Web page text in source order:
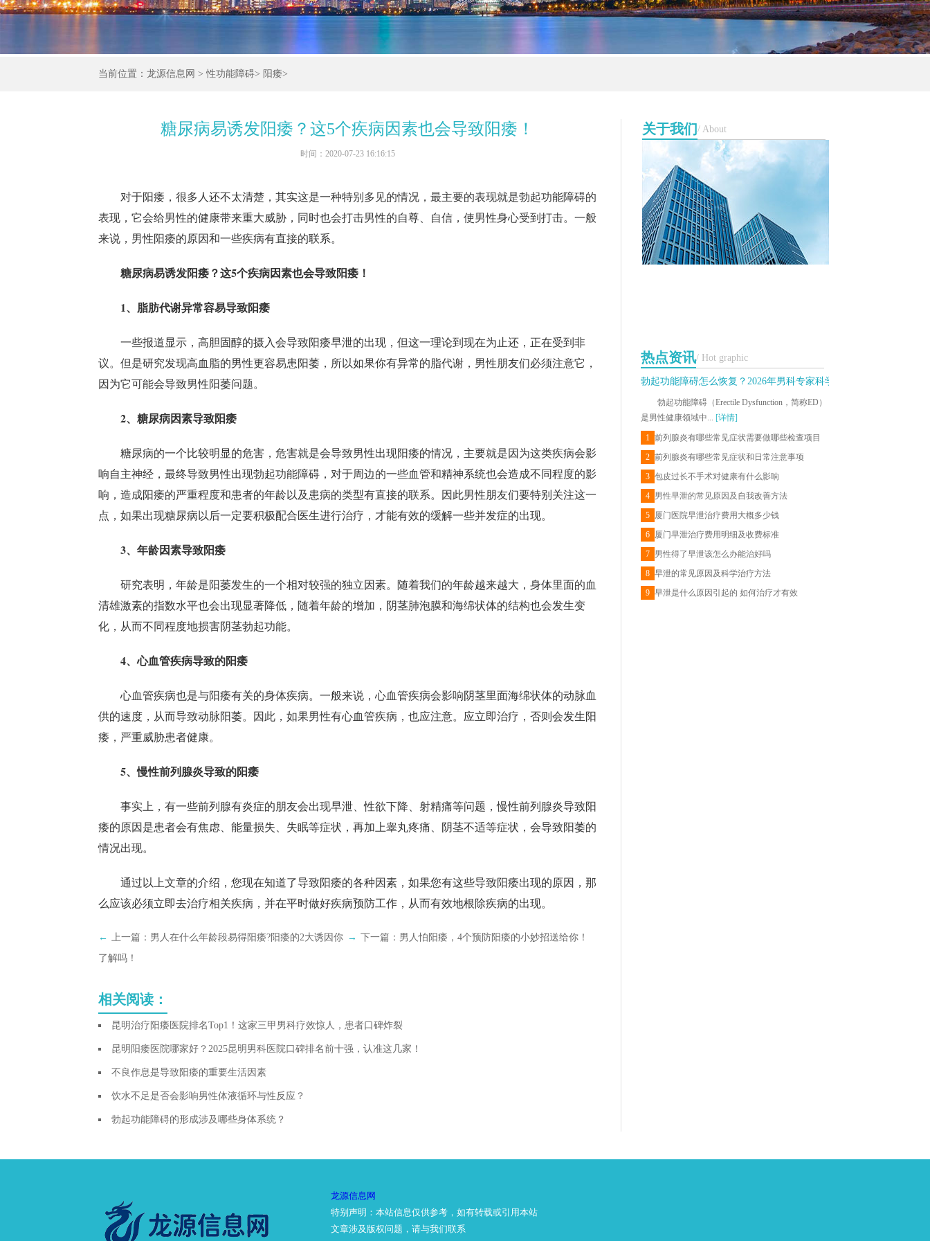
当前位置： 龙源信息网 >性功能障碍> 阳痿>
糖尿病易诱发阳痿？这5个疾病因素也会导致阳痿！
时间：2020-07-23 16:16:15
对于阳痿，很多人还不太清楚，其实这是一种特别多见的情况，最主要的表现就是勃起功能障碍的
表现，它会给男性的健康带来重大威胁，同时也会打击男性的自尊、自信，使男性身心受到打击。一般
来说，男性阳痿的原因和一些疾病有直接的联系。
糖尿病易诱发阳痿？这5个疾病因素也会导致阳痿！
1、脂肪代谢异常容易导致阳痿
一些报道显示，高胆固醇的摄入会导致阳痿早泄的出现，但这一理论到现在为止还，正在受到非
议。但是研究发现高血脂的男性更容易患阳萎，所以如果你有异常的脂代谢，男性朋友们必须注意它，
因为它可能会导致男性阳萎问题。
2、糖尿病因素导致阳痿
糖尿病的一个比较明显的危害，危害就是会导致男性出现阳痿的情况，主要就是因为这类疾病会影
响自主神经，最终导致男性出现勃起功能障碍，对于周边的一些血管和精神系统也会造成不同程度的影
响，造成阳痿的严重程度和患者的年龄以及患病的类型有直接的联系。因此男性朋友们要特别关注这一
点，如果出现糖尿病以后一定要积极配合医生进行治疗，才能有效的缓解一些并发症的出现。
3、年龄因素导致阳痿
研究表明，年龄是阳萎发生的一个相对较强的独立因素。随着我们的年龄越来越大，身体里面的血
清雄激素的指数水平也会出现显著降低，随着年龄的增加，阴茎肺泡膜和海绵状体的结构也会发生变
化，从而不同程度地损害阴茎勃起功能。
4、心血管疾病导致的阳痿
心血管疾病也是与阳痿有关的身体疾病。一般来说，心血管疾病会影响阴茎里面海绵状体的动脉血
供的速度，从而导致动脉阳萎。因此，如果男性有心血管疾病，也应注意。应立即治疗，否则会发生阳
痿，严重威胁患者健康。
5、慢性前列腺炎导致的阳痿
事实上，有一些前列腺有炎症的朋友会出现早泄、性欲下降、射精痛等问题，慢性前列腺炎导致阳
痿的原因是患者会有焦虑、能量损失、失眠等症状，再加上睾丸疼痛、阴茎不适等症状，会导致阳萎的
情况出现。
通过以上文章的介绍，您现在知道了导致阳痿的各种因素，如果您有这些导致阳痿出现的原因，那
么应该必须立即去治疗相关疾病，并在平时做好疾病预防工作，从而有效地根除疾病的出现。
← 上一篇： 男人在什么年龄段易得阳痿?阳痿的2大诱因你
了解吗！
→ 下一篇： 男人怕阳痿，4个预防阳痿的小妙招送给你！
相关阅读：
昆明治疗阳痿医院排名Top1！这家三甲男科疗效惊人，患者口碑炸裂
昆明阳痿医院哪家好？2025昆明男科医院口碑排名前十强，认准这几家！
不良作息是导致阳痿的重要生活因素
饮水不足是否会影响男性体液循环与性反应？
勃起功能障碍的形成涉及哪些身体系统？
关于我们/ About
热点资讯/ Hot graphic
勃起功能障碍怎么恢复？2026年男科专家科学治疗与日常调理建议
勃起功能障碍（Erectile Dysfunction，简称ED）
是男性健康领域中...
[详情]
1
前列腺炎有哪些常见症状需要做哪些检查项目
2 前列腺炎有哪些常见症状和日常注意事项
3 包皮过长不手术对健康有什么影响
4 男性早泄的常见原因及自我改善方法
5 厦门医院早泄治疗费用大概多少钱
6 厦门早泄治疗费用明细及收费标准
7 男性得了早泄该怎么办能治好吗
8 早泄的常见原因及科学治疗方法
9 早泄是什么原因引起的 如何治疗才有效
龙源信息网
特别声明：本站信息仅供参考，如有转载或引用本站
文章涉及版权问题，请与我们联系